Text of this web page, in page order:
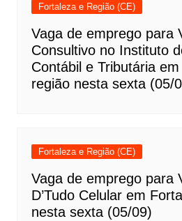
Fortaleza e Região (CE)
Vaga de emprego para
Consultivo no Instituto
Contábil e Tributária
região nesta sexta (05/
Fortaleza e Região (CE)
Vaga de emprego para
D’Tudo Celular em
nesta sexta (05/09)